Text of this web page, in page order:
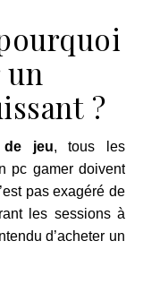
?
de jeu, tous les
pc gamer doivent
pas exagéré de
les sessions à
d’acheter un